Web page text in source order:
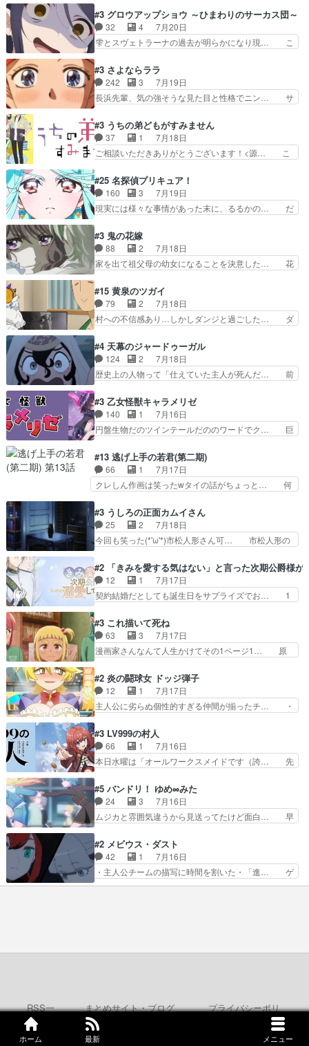
ホーム 最新 メニュー
と、空野の億劫さがリアルだ… かけると小春、二
人が一緒に過ごす時間が描… ヒロインの目が不自
由だから音を大切にして…
が主人公の漫画がアニメになったらし… 壮絶だっ
た…30分で2時間の映画のように… すべての表現
がピタリと揃った傑作本当に素… たまに現れて謎
のアドバイスをしてくれるお… 可愛いキャラデザ
とが決まる。更に父から… 再び鬼夜叉を導く、素
性不明の彼の名前を知… 恵まれた身分に甘え、修
練を怠るキャラは苦…
#3 グロウアップショウ ～ひまわりのサーカス団～
32 4
7月20日
雫とスヴェトラーナの過去が明らかになり現… こ
県豊川市付近が舞台なのか～現地にも出… 前回に
引き続き、今回もおぱんつであります… キャラク
ターが可愛いのはもちろん、ストー… 皇ではなく
ひまわりを蔑ろにして皇に乗り換… 傷跡なんか、
外あまり見どころがない。1… いや～、めちゃく
ちゃおもしろいね。瑞佳は… キャラデザが映える
のは勿論だけど脚本に歩…
#3 さよならララ
242 3
7月19日
長浜先輩、気の強そうな見た目と性格でニン… サ
なったからユリ確定！＼(^o^)／ラ… プロローグ
的な１話、２話からの浮世離れし… 茉里のボクシ
ングにかける真摯さ格好良かっ… 今回はゲストが
２名！ワンピースの作画さん… あほって言う茉里
母親を失い、アウェーの… ３話の地味に好きポイ
ントは、冒頭でララが… ボクシング部部員たちの
設定を公開！辻さん…
#3 うちの弟どもがすみません
37 1
7月18日
ご相談いただきありがとうございます！<源… こ
家事を頑張り過ぎてテストの結果が酷く… 糸ちゃ
んと源くん、類くんのお買い物シーン… ３話にし
てもう普通に物語が楽しみになっち… 類くんの将
来の夢が微笑ましいまだまだ甘え… 前髪ぱっつん
活するようになってからの話… 最後の「かわい
い」の破壊力よ…あれは成田… 糸と4人の弟の関
わり方がどう変化していく…
#25 名探偵プリキュア！
160 3
7月19日
現実には様々な事情があった末に、るるかの… だ
レール編の始まり、エリザさんの回で「… 「マジ
ラ」と言えば同時上映の「公タロウ」… キュアエ
クレールはやっぱりくれあだったか… エクレール
は誰だ編、遂に答え合わせの時だ… これで自分も
の何もない日常※もっと密着… LIMITかも知れな
い。キュアエクレール… ・解決編、完全に前4話
で謎解きさせるスタ…
#3 鬼の花嫁
88 2
7月18日
家を出て祖父母の幼女になることを決意した… 花
コミどころが多すぎてある意味おもしろ… 胸が凄
くスカッっとしたずっと苦痛を伴って… 祖父母に
人の心があってよかった。それにし… 柚子が家族
と決別する回柚子を傷つけた瑶太… 今期のアニメ
守る姿や祖母の語る玲夜の眼… 常に言ってるけ
ど、ラブコメの主役にも魅力… 家族にずっと理不
尽に虐げられ、我慢を強い…
#15 黄泉のツガイ
79 2
7月18日
村への不信感あり…しかしダンジと過ごした… ダ
ジとの思い出を振り返るユルの表情が本… それぞ
れの思惑が複雑に絡み合い、物語がさ… ユルは一
人になりたいのに、犬がそっと寄り… ダンジが
「俺は側にいる」と言ってくれた幼… 偽りだけで
存在だったからこそ真実が重く… これまで積み重
ねてきた信頼があるからこそ… 一瞬スタッフのユ
ーモア全開爆笑シーンが普…
#4 天幕のジャードゥーガル
124 2
7月18日
歴史上の人物って「仕えていた主人が死んだ… 前
した側にも人としての温かい暮らしがあ… ソルコ
クタニは本を奪うために起こった悲劇… 原論はあ
なた達には当たり前でも私達には始… 周りの同胞
がモンゴルの暮らしに慣れていく… 「肉の味を
になんか既視感を覚えるけどな… ソルコクタニが
憎むべき人であり、かつての… ラストの展開でぞ
くっとした。そういう方向…
#3 乙女怪獣キャラメリゼ
140 1
7月16日
円盤生物だのツインテールだののワードでク… 巨
クロたんのちょっとしたサービスカット… 面白い
設定の作品だね。夢の国デート回は怪… 結構評判
になってたので見てみたけど、評判… 今時初デー
トでそのチョイスは一発アウトだ… 結構、少女マ
お互いの誤解が解けてよかっ… 円盤購入を検討し
始めるくらい最高だったな… 1人のjkとして普通
に生きたいのにそれを…
#13 逃げ上手の若君(第二期)
66 1
7月17日
クレしん作画は笑ったwタイの話がちょっと… 何
の講談から始まり途中も実写演出入った… 相変わ
らずコミカルなKAMAKURA良く… 動画検査させ
ていただきました！待ちに待っ… 1期目の導入も
だけれどもぉ2期目の導入も… 観てたらいつの間
党、Bパートでは庇番衆。… 故郷は遠きにありて
思ふものそれは時行の鎌… というただの日常回か
と思いきや、そこから…
#3 うしろの正面カムイさん
25 2
7月18日
今回も笑った(*'ω'*)市松人形さん可… 市松人形の
の仕事を思わせるケレン味作画… あいかわらず杉
田さんのアドリブっぽいなに… ギャグもいいし作
画も綺麗このシーンは原作… 呪いの人形は仲間に
なるの怪奇組とのネタ被… 呪いの人形、人形相手
のテンポの良さが光… 呪いの人形ドジっ子すぎる
しかも仲間になる… 呪いの人形がビビっとるぞ。
今回あんまりエ…
#2 「きみを愛する気はない」と言った次期公爵様が
12 1
7月17日
契約結婚だとしても誕生日をサプライズでお… 1
いろあったんだな。奥様の心が彼の心を… 政略結
婚による妬みから色んな嫌がらせを受… 【今夜の
アニメAは…】前向き没落令嬢×こ… マウントに
気付かない素直な主人公大丈夫か… もうユリウス
それでいいのか？と思わない… 貴族は階級社会で
大変だ。や、やはり同性に… 第２話をU-NEXTで
視聴しました。視聴…
#3 これ描いて死ね
63 3
7月17日
漫画家さんなんて人生かけてその1ページ1… 原
きで真っ直ぐな主人公と、拗らせに拗ら… にて、
落語部長役で出演させていただきまし… すげえお
もしろかった。アバンの諸星大二郎… ◤￣￣￣￣
￣￣￣￣￣￣￣￣￣￣名場面アイ… メンバーと部
んなジャンル描いてどんどん… 春の南東の空のお
とめ座付近明るい星は20… 明るい現役の青春と
暗い過去の情念とが良い…
#2 炎の闘球女 ドッジ弾子
12 1
7月17日
主人公に劣らぬ個性的すぎる仲間が揃ったチ… ・
登場!因縁のライバル!善の立ち位置で… しょーも
な…こんなもん真面目に見たらバカ… 宿命のライ
バルの襲撃に始まり、燃えるシチ… 早くもライバ
ルチーム。敵もなかなかに個性… があると思った
部も登場し、魅力的なキ… やはり強敵に勝つには
特訓だよ。平仮名で呼… ライバル登場から特訓ま
で異常なテンポと異…
#3 LV999の村人
66 1
7月16日
本日水曜は「オールワークスメイドです（誇… 先
22:59まで！✦キャストサイン入り… 人族と魔族
の融合を目指す浩二…目指すもの… アリスとメノ
ウの話から魔王軍の大規模な宣… 鏡から「アリ
ス、共存の道はやっぱ険しいぜ… 鏡とソフトクリ
浩二の揺るがない信念に思… 鏡さん、活躍する度
に好感度爆上がりですね… ケンタウロス族面白か
ったですね♪タカコち…
#5 バンドリ！ ゆめ∞みた
24 3
7月16日
ムジカと雰囲気違うから見送ってたけど面白… 早
れが偶然イベント会場に居合わせてしま… ビオラ
こいつほんま……残りの2人はビオラ… 見てて興
奮と息苦しさを同時に感じさせるビ… ビオラちゃ
んのお陰であられちゃんと律ちゃ… ・日本語特有
#2 メビウス・ダスト
42 1
7月16日
・主人公チームの描写に時間を割いた・「進… ゲ
ームを勝利へ導いたアラキの先読みの能力… 急に
RSS一
覧
まとめサイト・ブログ
の登録
プライバシーポリ